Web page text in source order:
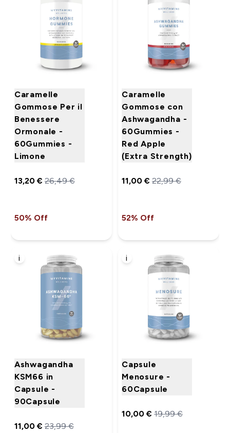
Caramelle
Gommose Per il
Benessere
Ormonale -
60Gummies -
Limone
13,20 €‎26,49 €‎
50% Off
Caramelle
Gommose con
Ashwagandha -
60Gummies -
Red Apple
(Extra Strength)
11,00 €‎ 22,99 €‎
52% Off
i
Ashwagandha
KSM66 in
Capsule -
90Capsule
11,00 €‎23,99 €‎
i
Capsule
Menosure -
60Capsule
10,00 €‎ 19,99 €‎